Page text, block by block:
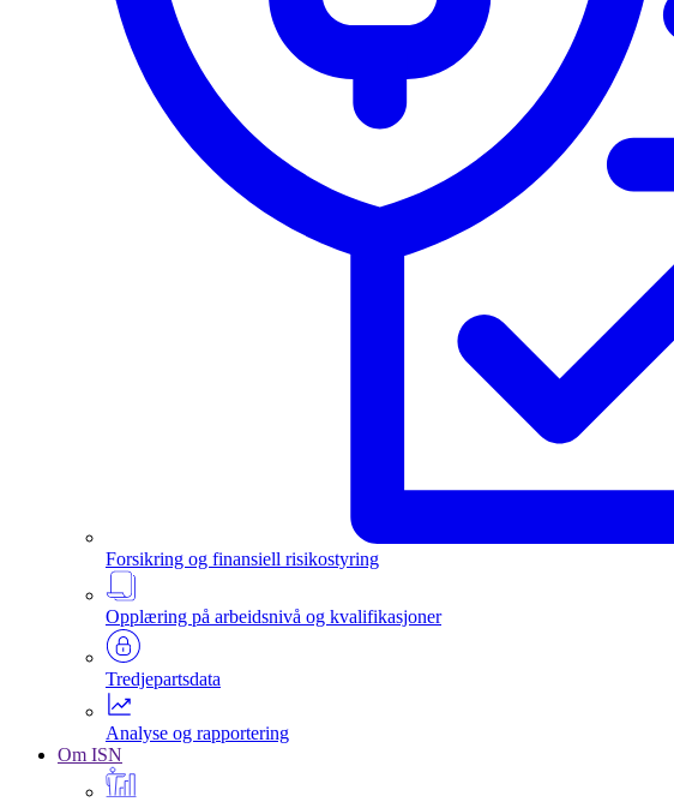
Forsikring og finansiell risikostyring
Opplæring på arbeidsnivå og kvalifikasjoner
Tredjepartsdata
Analyse og rapportering
Om ISN